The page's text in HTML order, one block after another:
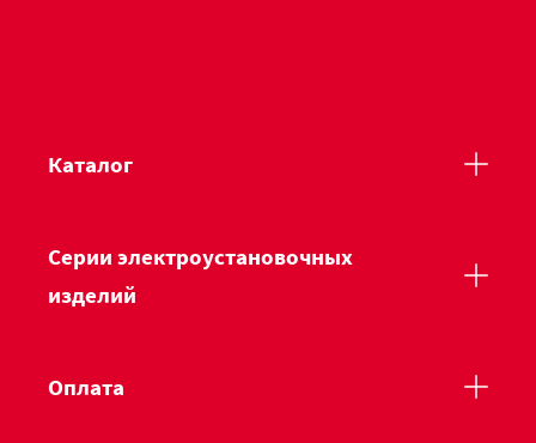
Каталог
Серии электроустановочных
изделий
Оплата